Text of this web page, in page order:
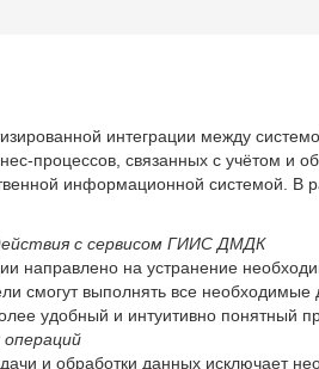
интеграции между
процессов, связанных с учётом и
информационной системой. В
с сервисом ГИИС ДМДК
направлено на устранение
смогут выполнять все
удобный и интуитивно понятный
и обработки данных исключает